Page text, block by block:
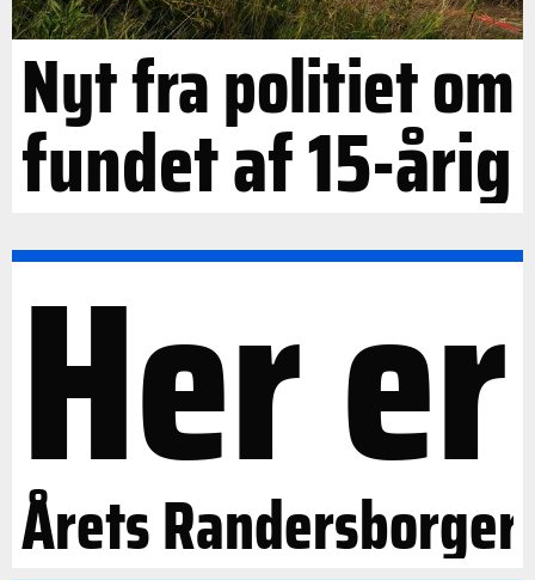
Nyt fra politiet om
fundet af 15-årig
Her er
Årets Randersborger